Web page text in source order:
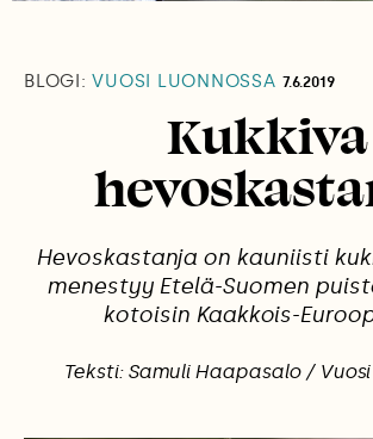
BLOGI: VUOSI LUONNOSSA 7.6.2019
Kukkiva
Hevoskastanja on kauniisti
menestyy Etelä-Suomen
kotoisin Kaakkois-
Teksti: Samuli Haapasalo /